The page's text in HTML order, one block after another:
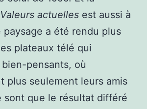
Valeurs actuelles est aussi à
paysage a été rendu plus
plateaux télé qui
pensants, où
plus seulement leurs amis
sont que le résultat différé